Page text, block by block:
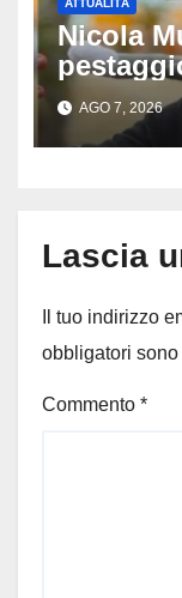
ATTUALITÀ
Nicola
quattro
dopo
AGO 7, 2026
Lascia
Il tuo indirizzo
obbligatori
Commento *